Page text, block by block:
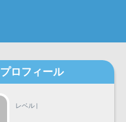
プロフィール
レベル |